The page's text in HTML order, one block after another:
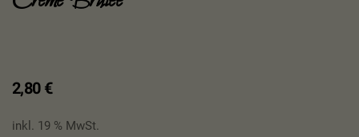
2,80 €
inkl. 19 % MwSt.